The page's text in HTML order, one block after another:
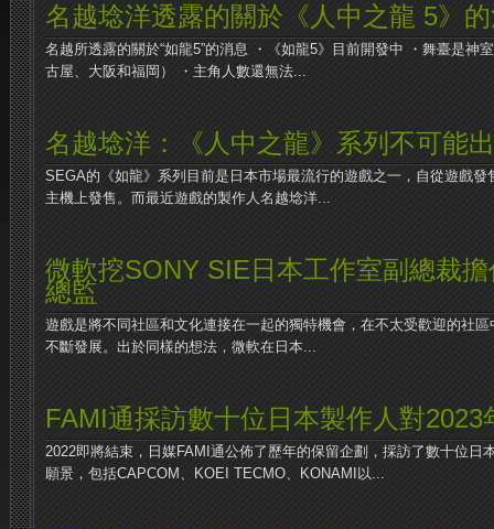
名越埝洋透露的關於《人中之龍 5》
名越所透露的關於“如龍5”的消息 ・《如龍5》目前開發中 ・舞臺是神
古屋、大阪和福岡） ・主角人數還無法...
名越埝洋：《人中之龍》系列不可能
SEGA的《如龍》系列目前是日本市場最流行的遊戲之一，自從遊戲
主機上發售。而最近遊戲的製作人名越埝洋...
微軟挖SONY SIE日本工作室副總裁
總監
遊戲是將不同社區和文化連接在一起的獨特機會，在不太受歡迎的社
不斷發展。出於同樣的想法，微軟在日本...
FAMI通採訪數十位日本製作人對2023
2022即將結束，日媒FAMI通公佈了歷年的保留企劃，採訪了數十位日
願景，包括CAPCOM、KOEI TECMO、KONAMI以...